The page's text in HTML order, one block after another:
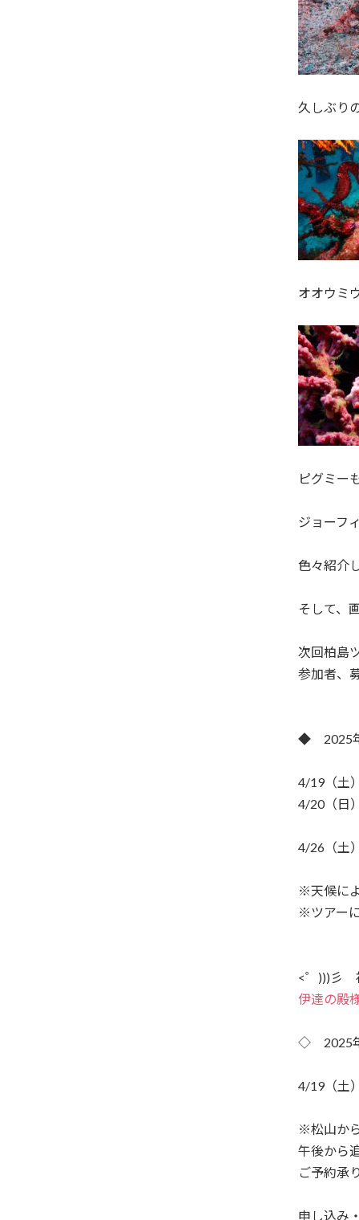
久しぶり
オオウミ
ピグミー
ジョーフ
色々紹介
そして、
次回柏島
参加者、
◆ 2025
4/19（土
4/20（日
4/26（土
※天候に
※ツアー
<゜)))彡
伊達の殿
◇ 2025
4/19（土
※松山か
午後から
ご予約承
申し込み